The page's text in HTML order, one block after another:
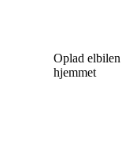
Oplad
hjemmet